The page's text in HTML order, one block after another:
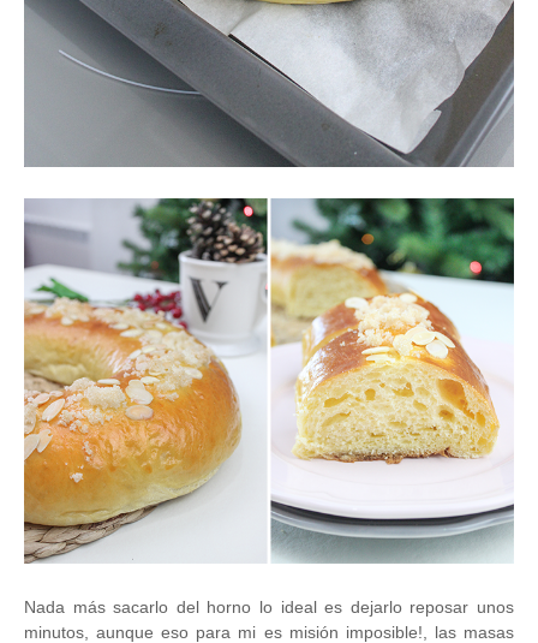
Nada más sacarlo del horno lo ideal es dejarlo reposar unos
minutos, aunque eso para mi es misión imposible!, las masas